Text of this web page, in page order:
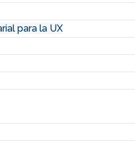
para la UX